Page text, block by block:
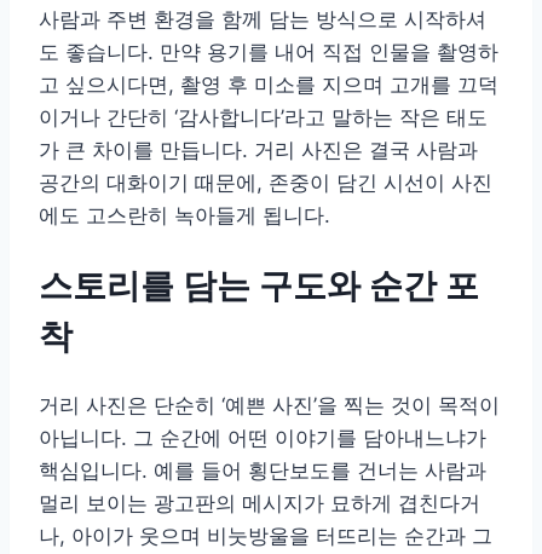
사람과 주변 환경을 함께 담는 방식으로 시작하셔
도 좋습니다. 만약 용기를 내어 직접 인물을 촬영하
고 싶으시다면, 촬영 후 미소를 지으며 고개를 끄덕
이거나 간단히 ‘감사합니다’라고 말하는 작은 태도
가 큰 차이를 만듭니다. 거리 사진은 결국 사람과
공간의 대화이기 때문에, 존중이 담긴 시선이 사진
에도 고스란히 녹아들게 됩니다.
스토리를 담는 구도와 순간 포
착
거리 사진은 단순히 ‘예쁜 사진’을 찍는 것이 목적이
아닙니다. 그 순간에 어떤 이야기를 담아내느냐가
핵심입니다. 예를 들어 횡단보도를 건너는 사람과
멀리 보이는 광고판의 메시지가 묘하게 겹친다거
나, 아이가 웃으며 비눗방울을 터뜨리는 순간과 그